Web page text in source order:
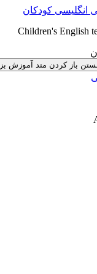
انگلیسی کودکان
Children's English
باز کردن متد آموزش